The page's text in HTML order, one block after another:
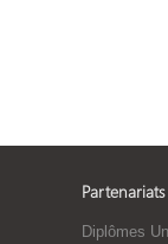
Partenariats
Diplômes